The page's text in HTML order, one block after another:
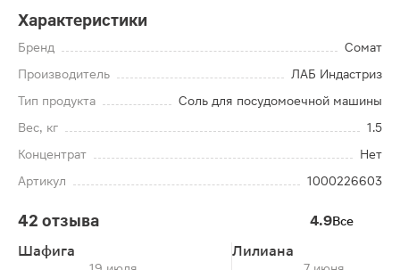
Характеристики
Бренд
Сомат
Производитель
ЛАБ Индастриз
Тип продукта
Соль для посудомоечной машины
Вес, кг
1.5
Концентрат
Нет
Артикул
1000226603
42 отзыва 4.9Все
Шафига Лилиана